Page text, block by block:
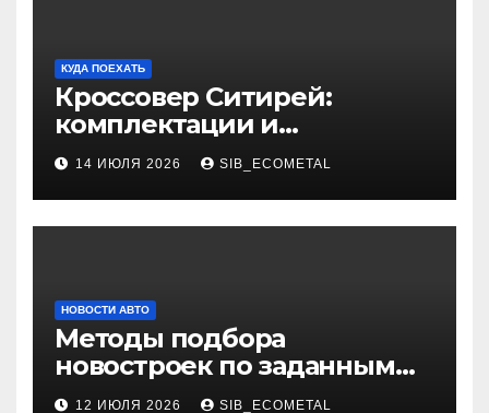
КУДА ПОЕХАТЬ
Кроссовер Ситирей:
комплектации и
характеристики
14 ИЮЛЯ 2026 SIB_ECOMETAL
НОВОСТИ АВТО
Методы подбора
новостроек по заданным
критериям
12 ИЮЛЯ 2026 SIB_ECOMETAL